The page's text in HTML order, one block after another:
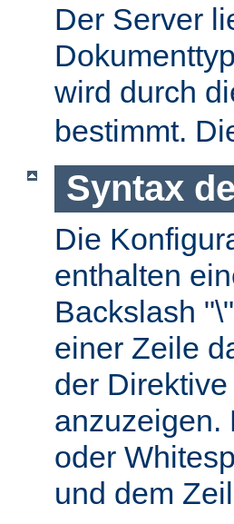
Der Server
wird durch
bestimmt.
Syntax
Die
enthalten
Backslash
einer Zeile
der
anzuzeigen.
oder
und dem